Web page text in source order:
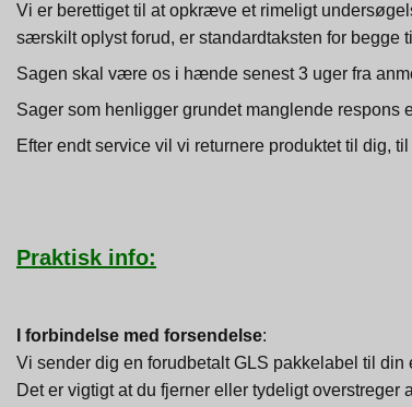
Vi er berettiget til at opkræve et rimeligt
særskilt oplyst forud, er standardtaksten for begge
Sagen skal være os i hænde senest 3 uger fra
Sager som henligger grundet manglende respons
Efter endt service vil vi returnere produktet til dig,
Praktisk info:
I forbindelse med forsendelse:
Vi sender dig en forudbetalt GLS pakkelabel til
Det er vigtigt at du fjerner eller tydeligt